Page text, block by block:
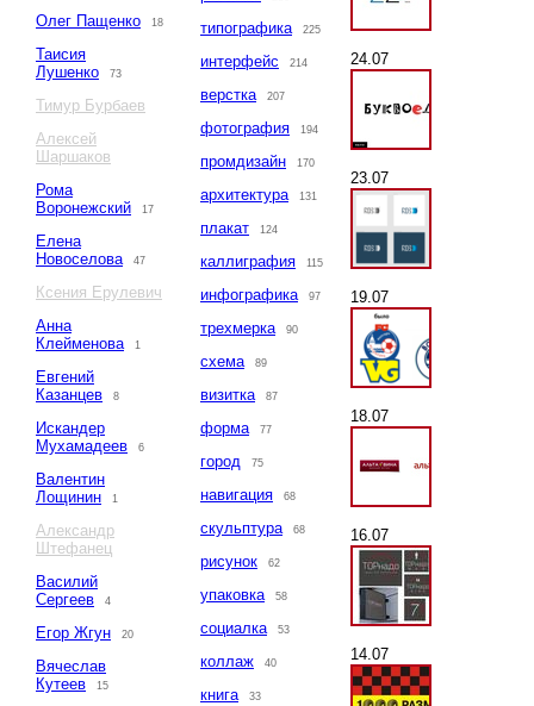
Олег Пащенко 18
Таисия
Лушенко
73
Тимур Бурбаев
Алексей
Шаршаков
Рома
Воронежский
17
Елена
Новоселова
47
Ксения Ерулевич
Анна
Клейменова
1
Евгений
Казанцев
8
Искандер
Мухамадеев
6
Валентин
Лощинин
1
Александр
Штефанец
Василий
Сергеев
4
Егор Жгун 20
Вячеслав
Кутеев
15
типографика 225
интерфейс 214
верстка 207
фотография 194
промдизайн 170
архитектура 131
плакат 124
каллиграфия 115
инфографика 97
трехмерка 90
схема 89
визитка 87
форма 77
город 75
навигация 68
скульптура 68
рисунок 62
упаковка 58
социалка 53
коллаж 40
книга 33
24.07
23.07
19.07
18.07
16.07
14.07